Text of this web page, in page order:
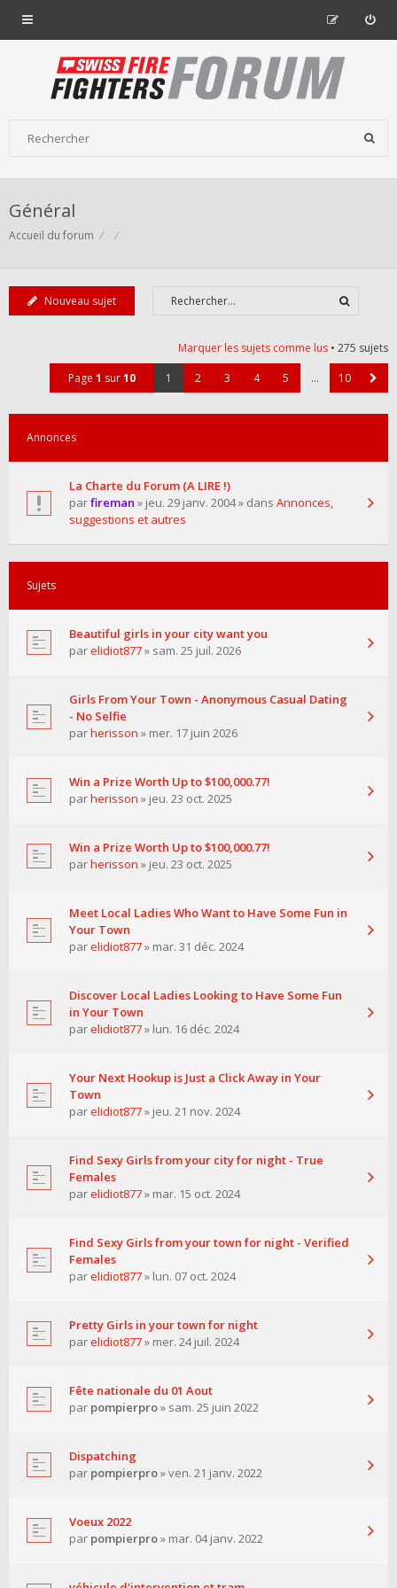
Général
Accueil du forum
Nouveau sujet
Marquer les sujets comme lus • 275 sujets
Page 1 sur10 1 2 3 4 5 … 10
Annonces
La Charte du Forum (A LIRE !)
parfireman » jeu. 29 janv. 2004 » dans Annonces,
suggestions et autres
Sujets
Beautiful girls in your city want you
parelidiot877» sam. 25 juil. 2026
Girls From Your Town - Anonymous Casual Dating
- No Selfie
parherisson » mer. 17 juin 2026
Win a Prize Worth Up to $100,000.77!
parherisson » jeu. 23 oct. 2025
Win a Prize Worth Up to $100,000.77!
parherisson » jeu. 23 oct. 2025
Meet Local Ladies Who Want to Have Some Fun in
Your Town
parelidiot877» mar. 31 déc. 2024
Discover Local Ladies Looking to Have Some Fun
in Your Town
parelidiot877» lun. 16 déc. 2024
Your Next Hookup is Just a Click Away in Your
Town
parelidiot877» jeu. 21 nov. 2024
Find Sexy Girls from your city for night - True
Females
parelidiot877» mar. 15 oct. 2024
Find Sexy Girls from your town for night - Verified
Females
parelidiot877» lun. 07 oct. 2024
Pretty Girls in your town for night
parelidiot877» mer. 24 juil. 2024
Fête nationale du 01 Aout
par pompierpro» sam. 25 juin 2022
Dispatching
par pompierpro» ven. 21 janv. 2022
Voeux 2022
par pompierpro» mar. 04 janv. 2022